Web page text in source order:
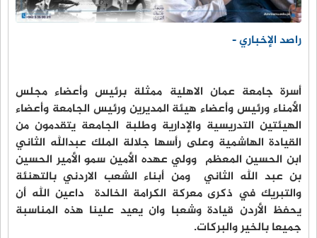
راصد الإخباري -
أسرة جامعة عمان الاهلية ممثلة برئيس وأعضاء مجلس
الأمناء ورئيس وأعضاء هيئة المديرين ورئيس الجامعة وأعضاء
الهيئتين التدريسية والإدارية وطلبة الجامعة يتقدمون من
القيادة الهاشمية وعلى رأسها جلالة الملك عبدالله الثاني
ابن الحسين المعظم وولي عهده الأمين سمو الأمير الحسين
بن عبد الله الثاني ومن أبناء الشعب الاردني بالتهنئة
والتبريك في ذكرى معركة الكرامة الخالدة داعين الله أن
يحفظ الأردن قيادة وشعبا وان يعيد علينا هذه المناسبة
جميعا بالخير والبركات.